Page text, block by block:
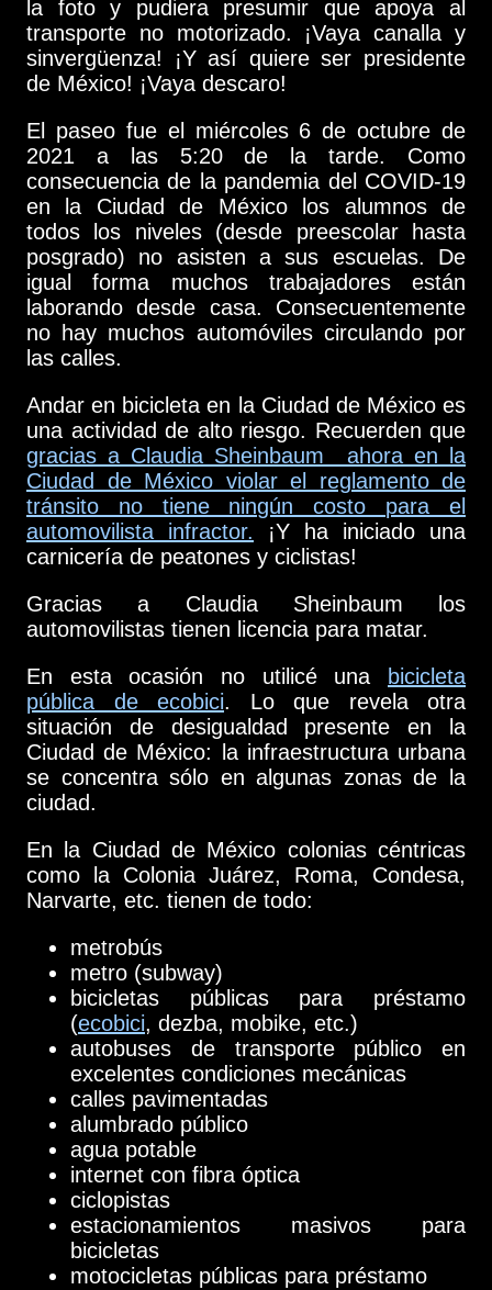
la foto y pudiera presumir que apoya al
transporte no motorizado. ¡Vaya canalla y
sinvergüenza! ¡Y así quiere ser presidente
de México! ¡Vaya descaro!
El paseo fue el miércoles 6 de octubre de
2021 a las 5:20 de la tarde. Como
consecuencia de la pandemia del COVID-19
en la Ciudad de México los alumnos de
todos los niveles (desde preescolar hasta
posgrado) no asisten a sus escuelas. De
igual forma muchos trabajadores están
laborando desde casa. Consecuentemente
no hay muchos automóviles circulando por
las calles.
Andar en bicicleta en la Ciudad de México es
una actividad de alto riesgo. Recuerden que
gracias a Claudia Sheinbaum ahora en la
Ciudad de México violar el reglamento de
tránsito no tiene ningún costo para el
automovilista infractor. ¡Y ha iniciado una
carnicería de peatones y ciclistas!
Gracias a Claudia Sheinbaum los
automovilistas tienen licencia para matar.
En esta ocasión no utilicé una
bicicleta
pública de ecobici. Lo que revela otra
situación de desigualdad presente en la
Ciudad de México: la infraestructura urbana
se concentra sólo en algunas zonas de la
ciudad.
En la Ciudad de México colonias céntricas
como la Colonia Juárez, Roma, Condesa,
Narvarte, etc. tienen de todo:
metrobús
metro (subway)
bicicletas públicas para préstamo
(ecobici, dezba, mobike, etc.)
autobuses de transporte público en
excelentes condiciones mecánicas
calles pavimentadas
alumbrado público
agua potable
internet con fibra óptica
ciclopistas
estacionamientos masivos para
bicicletas
motocicletas públicas para préstamo